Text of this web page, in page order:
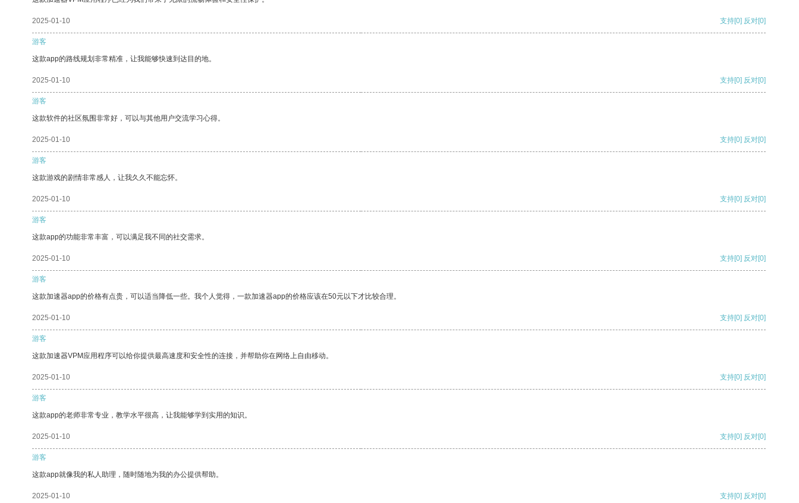
2025-01-10 支持[0] 反对[0]
游客
这款app的路线规划非常精准，让我能够快速到达目的地。
2025-01-10 支持[0] 反对[0]
游客
这款软件的社区氛围非常好，可以与其他用户交流学习心得。
2025-01-10 支持[0] 反对[0]
游客
这款游戏的剧情非常感人，让我久久不能忘怀。
2025-01-10 支持[0] 反对[0]
游客
这款app的功能非常丰富，可以满足我不同的社交需求。
2025-01-10 支持[0] 反对[0]
游客
这款加速器app的价格有点贵，可以适当降低一些。我个人觉得，一款加速器app的价格应该在50元以下才比较合理。
2025-01-10 支持[0] 反对[0]
游客
这款加速器VPM应用程序可以给你提供最高速度和安全性的连接，并帮助你在网络上自由移动。
2025-01-10 支持[0] 反对[0]
游客
这款app的老师非常专业，教学水平很高，让我能够学到实用的知识。
2025-01-10 支持[0] 反对[0]
游客
这款app就像我的私人助理，随时随地为我的办公提供帮助。
2025-01-10 支持[0] 反对[0]